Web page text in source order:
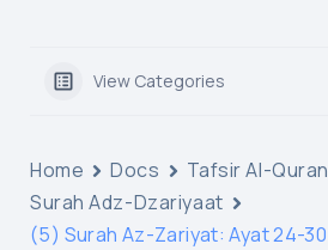
View Categories
Home Docs
Tafsir Al-Quran
Surah Adz-Dzariyaat
(5) Surah Az-Zariyat: Ayat 24-30